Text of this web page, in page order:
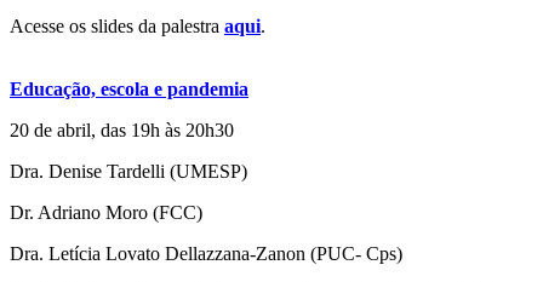
Acesse os slides da palestra aqui.
Educação, escola e pandemia
20 de abril, das 19h às 20h30
Dra. Denise Tardelli (UMESP)
Dr. Adriano Moro (FCC)
Dra. Letícia Lovato Dellazzana-Zanon (PUC- Cps)